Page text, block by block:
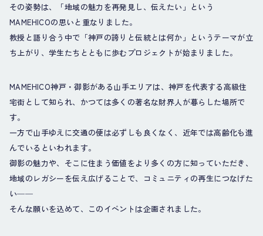
その姿勢は、「地域の魅力を再発見し、伝えたい」という
MAMEHICOの思いと重なりました。
教授と語り合う中で「神戸の誇りと伝統とは何か」というテーマが立
ち上がり、学生たちとともに歩むプロジェクトが始まりました。
MAMEHICO神戸・御影がある山手エリアは、神戸を代表する高級住
宅街として知られ、かつては多くの著名な財界人が暮らした場所で
す。
一方で山手ゆえに交通の便は必ずしも良くなく、近年では高齢化も進
んでいるといわれます。
御影の魅力や、そこに住まう価値をより多くの方に知っていただき、
地域のレガシーを伝え広げることで、コミュニティの再生につなげた
い──
そんな願いを込めて、このイベントは企画されました。